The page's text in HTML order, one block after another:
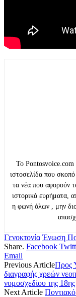
Το Pontosvoice.com
ιστοσελίδα που
τα νέα που αφορούν
ιστορικά ευρήματα,
η φωνή όλων , μην
Γενοκτονία Ένωση
Share. Facebook
Email
Previous ArticleΠρος
διαγραφής χρεών
νομοσχεδίου της
Next Article